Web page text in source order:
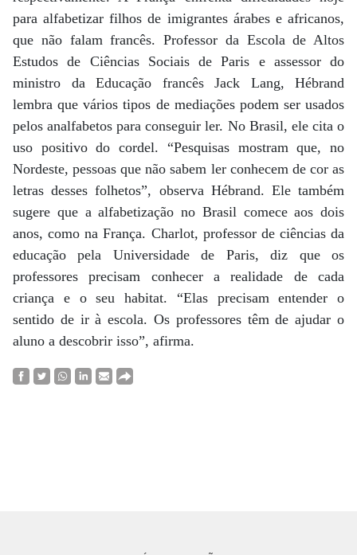
para alfabetizar filhos de imigrantes árabes e africanos,
que não falam francês. Professor da Escola de Altos
Estudos de Ciências Sociais de Paris e assessor do
ministro da Educação francês Jack Lang, Hébrand
lembra que vários tipos de mediações podem ser usados
pelos analfabetos para conseguir ler. No Brasil, ele cita o
uso positivo do cordel. “Pesquisas mostram que, no
Nordeste, pessoas que não sabem ler conhecem de cor as
letras desses folhetos”, observa Hébrand. Ele também
sugere que a alfabetização no Brasil comece aos dois
anos, como na França. Charlot, professor de ciências da
educação pela Universidade de Paris, diz que os
professores precisam conhecer a realidade de cada
criança e o seu habitat. “Elas precisam entender o
sentido de ir à escola. Os professores têm de ajudar o
aluno a descobrir isso”, afirma.